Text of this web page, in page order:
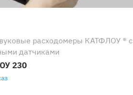
расходомеры КАТФЛОУ ® с
датчиками
230